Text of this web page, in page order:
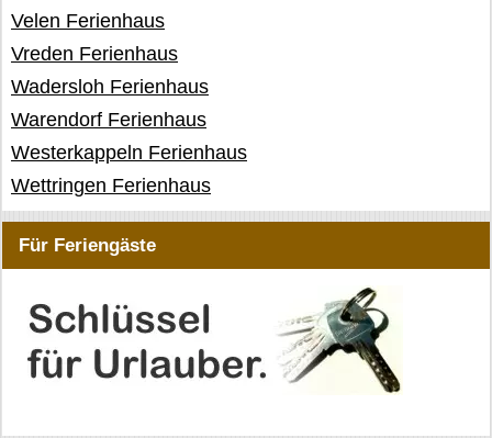
Velen Ferienhaus
Vreden Ferienhaus
Wadersloh Ferienhaus
Warendorf Ferienhaus
Westerkappeln Ferienhaus
Wettringen Ferienhaus
Für Feriengäste